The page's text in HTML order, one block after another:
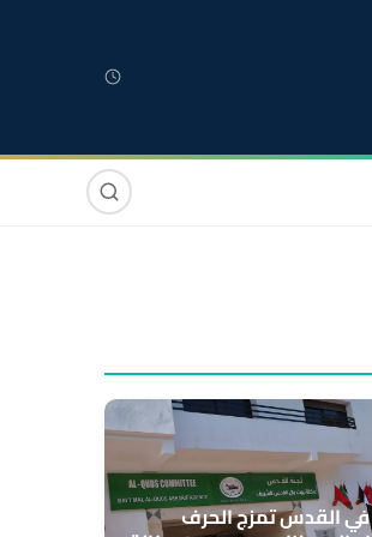
صوت وصورة
القدس تمزج الحرف